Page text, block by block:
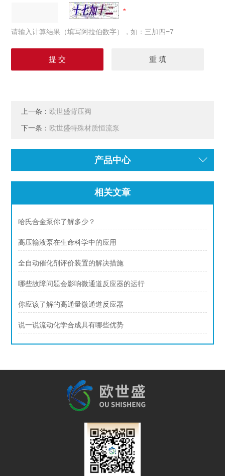
请输入计算结果（填写阿拉伯数字），如：三加四=7
上一条： 欧世盛背压阀
下一条： 欧世盛特殊材质恒流泵
产品中心
相关文章
哈氏合金泵你了解多少？
高压输液泵在生命科学中的应用
全自动催化剂评价装置的解决措施
哪些故障问题会影响微通道反应器的运行
你应该了解的高通量微通道反应器
说一说流动化学合成具有哪些优势